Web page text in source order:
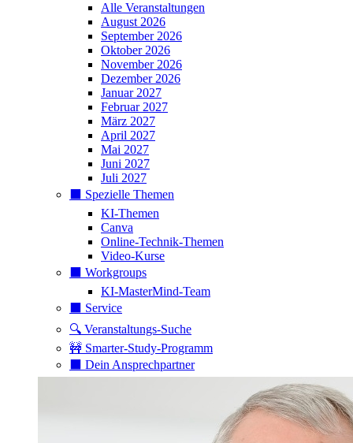
Alle Veranstaltungen
August 2026
September 2026
Oktober 2026
November 2026
Dezember 2026
Januar 2027
Februar 2027
März 2027
April 2027
Mai 2027
Juni 2027
Juli 2027
⬛️ Spezielle Themen
KI-Themen
Canva
Online-Technik-Themen
Video-Kurse
⬛️ Workgroups
KI-MasterMind-Team
⬛️ Service
🔍 Veranstaltungs-Suche
🚧 Smarter-Study-Programm
⬛️ Dein Ansprechpartner